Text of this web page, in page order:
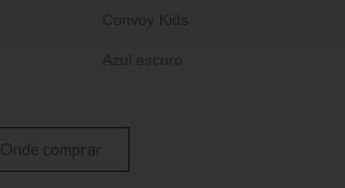
Convoy Kids
Azul escuro
Onde comprar